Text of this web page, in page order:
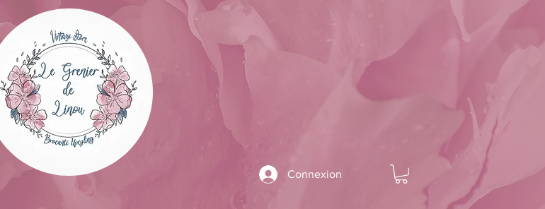
Connexion